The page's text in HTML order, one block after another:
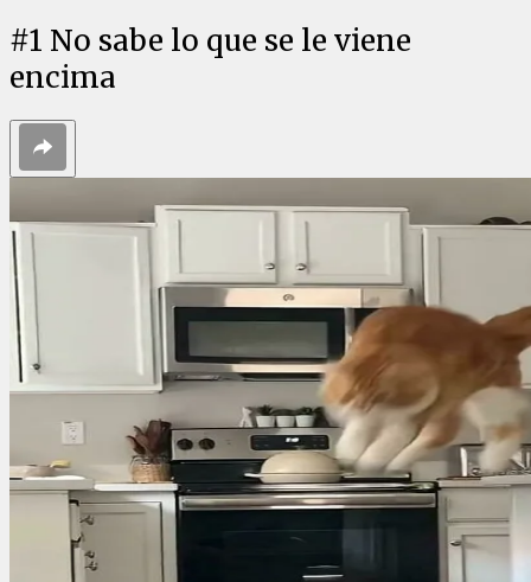
#1 No sabe lo que se le viene
encima